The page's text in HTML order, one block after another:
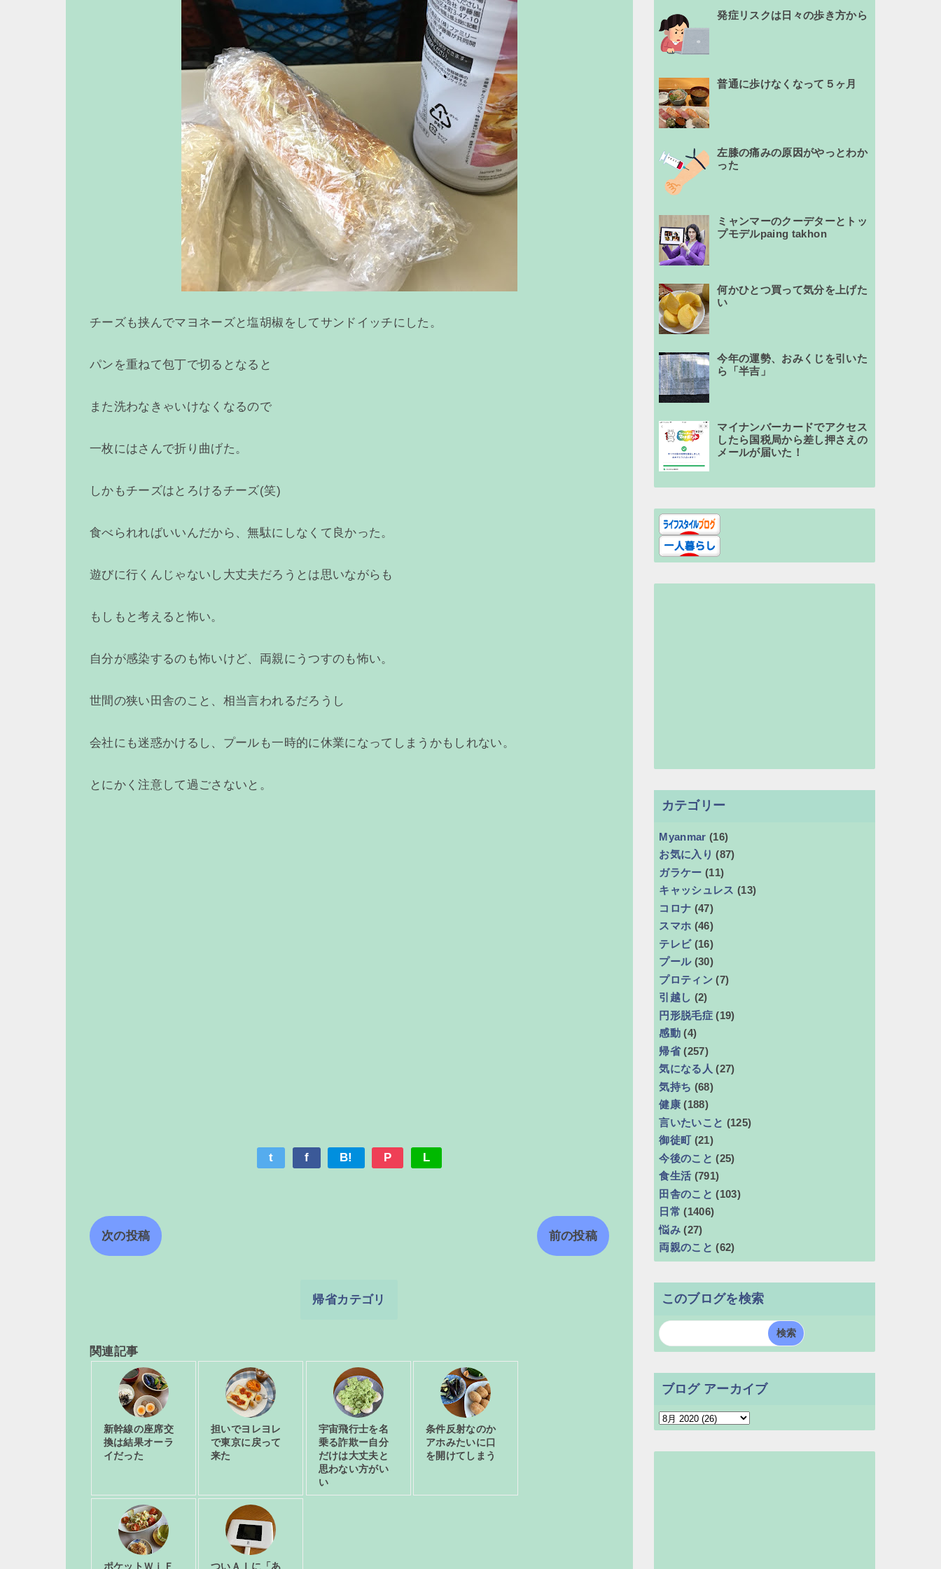
チーズも挟んでマヨネーズと塩胡椒をしてサンドイッチにした。
パンを重ねて包丁で切るとなると
また洗わなきゃいけなくなるので
一枚にはさんで折り曲げた。
しかもチーズはとろけるチーズ(笑)
食べられればいいんだから、無駄にしなくて良かった。
遊びに行くんじゃないし大丈夫だろうとは思いながらも
もしもと考えると怖い。
自分が感染するのも怖いけど、両親にうつすのも怖い。
世間の狭い田舎のこと、相当言われるだろうし
会社にも迷惑かけるし、プールも一時的に休業になってしまうかもしれない。
とにかく注意して過ごさないと。
t f B! P L
次の投稿 前の投稿
帰省カテゴリ
関連記事
新幹線の座席交
換は結果オーラ
イだった
担いでヨレヨレ
で東京に戻って
来た
宇宙飛行士を名
乗る詐欺ー自分
だけは大丈夫と
思わない方がい
い
条件反射なのか
アホみたいに口
を開けてしまう
ポケットＷｉＦ ついＡＩに「あ
発症リスクは日々の歩き方から
普通に歩けなくなって５ヶ月
左膝の痛みの原因がやっとわか
った
ミャンマーのクーデターとトッ
プモデルpaing takhon
何かひとつ買って気分を上げた
い
今年の運勢、おみくじを引いた
ら「半吉」
マイナンバーカードでアクセス
したら国税局から差し押さえの
メールが届いた！
カテゴリー
Myanmar (16)
お気に入り (87)
ガラケー (11)
キャッシュレス (13)
コロナ (47)
スマホ (46)
テレビ (16)
プール (30)
プロティン (7)
引越し (2)
円形脱毛症 (19)
感動 (4)
帰省 (257)
気になる人 (27)
気持ち (68)
健康 (188)
言いたいこと (125)
御徒町 (21)
今後のこと (25)
食生活 (791)
田舎のこと (103)
日常 (1406)
悩み (27)
両親のこと (62)
このブログを検索
ブログ アーカイブ